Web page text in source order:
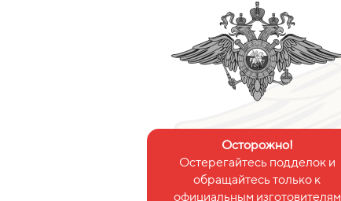
Осторожно!
Остерегайтесь подделок и
обращайтесь только к
официальным изготовителям